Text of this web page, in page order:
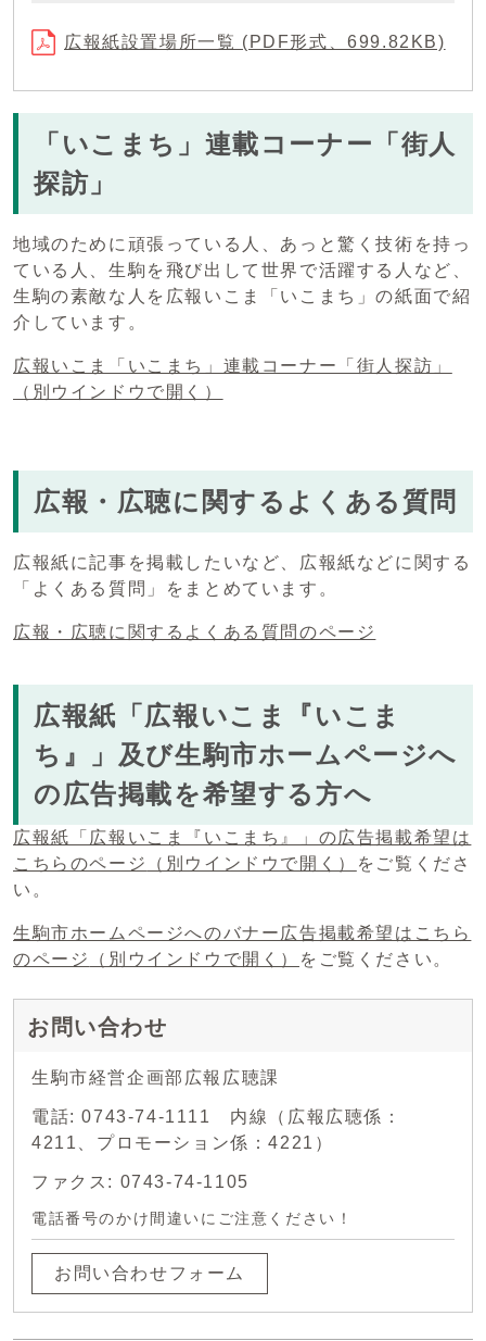
広報紙設置場所一覧 (PDF形式、699.82KB)
「いこまち」連載コーナー「街人
探訪」
地域のために頑張っている人、あっと驚く技術を持っ
ている人、生駒を飛び出して世界で活躍する人など、
生駒の素敵な人を広報いこま「いこまち」の紙面で紹
介しています。
広報いこま「いこまち」連載コーナー「街人探訪」
（別ウインドウで開く）
広報・広聴に関するよくある質問
広報紙に記事を掲載したいなど、広報紙などに関する
「よくある質問」をまとめています。
広報・広聴に関するよくある質問のページ
広報紙「広報いこま『いこま
ち』」及び生駒市ホームページへ
の広告掲載を希望する方へ
広報紙「広報いこま『いこまち』」の広告掲載希望は
こちらのページ
（別ウインドウで開く）
をご覧くださ
い。
生駒市ホームページへのバナー広告掲載希望はこちら
のページ
（別ウインドウで開く） をご覧ください。
お問い合わせ
生駒市経営企画部広報広聴課
電話: 0743-74-1111 内線（広報広聴係：
4211、プロモーション係：4221）
ファクス: 0743-74-1105
電話番号のかけ間違いにご注意ください！
お問い合わせフォーム